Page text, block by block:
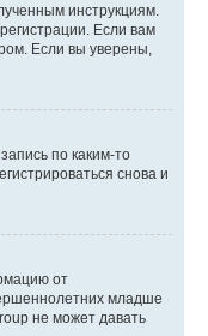
инструкциям.
Если вам
Если вы уверены,
по каким-то
снова и
от
младше
не может давать